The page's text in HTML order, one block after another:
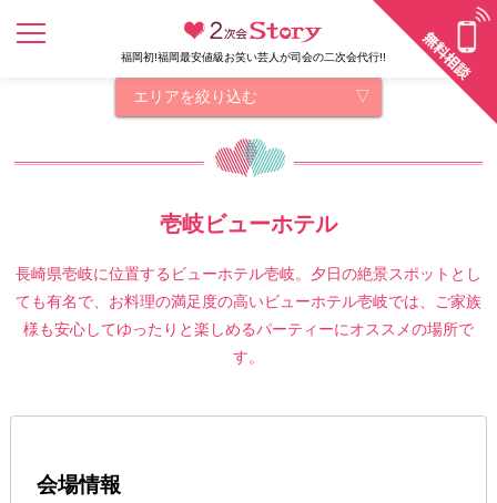
福岡初!福岡最安値級お笑い芸人が司会の二次会代行!!
エリアを絞り込む
壱岐ビューホテル
長崎県壱岐に位置するビューホテル壱岐。夕日の絶景スポットとし
ても有名で、お料理の満足度の高いビューホテル壱岐では、ご家族
様も安心してゆったりと楽しめるパーティーにオススメの場所で
す。
会場情報